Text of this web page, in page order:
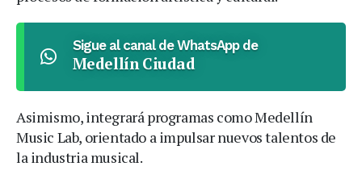
Sigue al canal de WhatsApp de
Medellín Ciudad
Asimismo, integrará programas como Medellín
Music Lab, orientado a impulsar nuevos talentos de
la industria musical.